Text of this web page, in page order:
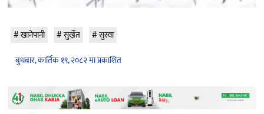
खानेपानी सुर्खेत
सुस्वा
बुधबार, कार्तिक १९, २०८२ मा प्रकाशित